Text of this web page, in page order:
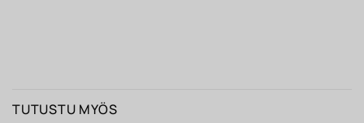
TUTUSTU MYÖS